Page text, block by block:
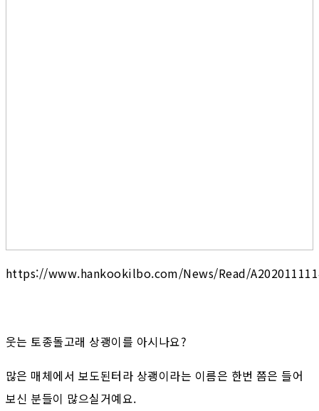
https://www.hankookilbo.com/News/Read/
웃는 토종돌고래 상괭이를 아시나요?
많은 매체에서 보도된터라 상괭이라는 이름은 한번 쯤은 들어
보신 분들이 많으실거예요.